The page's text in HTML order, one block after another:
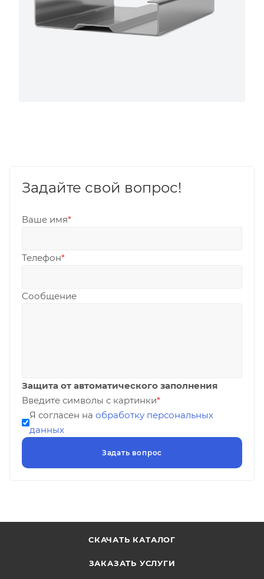
Задайте свой вопрос!
Ваше имя*
Телефон*
Сообщение
Защита от автоматического заполнения
Введите символы с картинки*
Я согласен на обработку персональных
данных
СКАЧАТЬ КАТАЛОГ
ЗАКАЗАТЬ УСЛУГИ